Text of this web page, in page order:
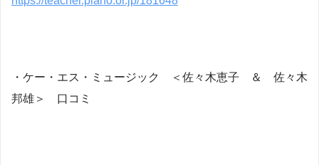
・ケー・エス・ミュージック ＜佐々木恵子 ＆ 佐々木
邦雄＞ 口コミ